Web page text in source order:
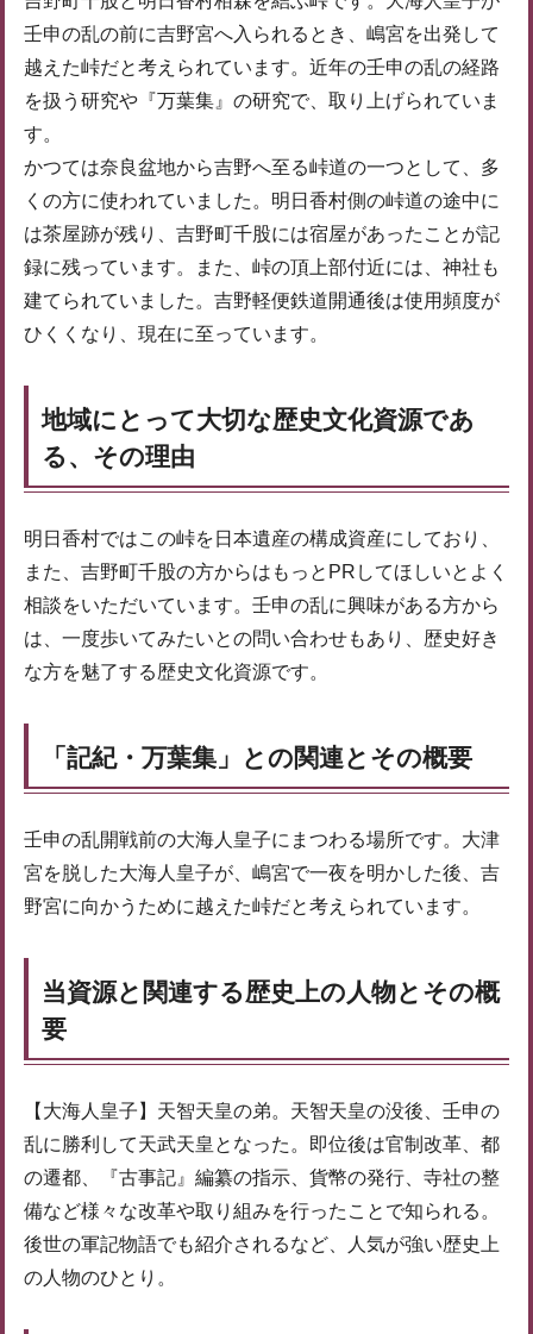
壬申の乱の前に吉野宮へ入られるとき、嶋宮を出発して
越えた峠だと考えられています。近年の壬申の乱の経路
を扱う研究や『万葉集』の研究で、取り上げられていま
す。
かつては奈良盆地から吉野へ至る峠道の一つとして、多
くの方に使われていました。明日香村側の峠道の途中に
は茶屋跡が残り、吉野町千股には宿屋があったことが記
録に残っています。また、峠の頂上部付近には、神社も
建てられていました。吉野軽便鉄道開通後は使用頻度が
ひくくなり、現在に至っています。
地域にとって大切な歴史文化資源であ
る、その理由
明日香村ではこの峠を日本遺産の構成資産にしており、
また、吉野町千股の方からはもっとPRしてほしいとよく
相談をいただいています。壬申の乱に興味がある方から
は、一度歩いてみたいとの問い合わせもあり、歴史好き
な方を魅了する歴史文化資源です。
「記紀・万葉集」との関連とその概要
壬申の乱開戦前の大海人皇子にまつわる場所です。大津
宮を脱した大海人皇子が、嶋宮で一夜を明かした後、吉
野宮に向かうために越えた峠だと考えられています。
当資源と関連する歴史上の人物とその概
要
【大海人皇子】天智天皇の弟。天智天皇の没後、壬申の
乱に勝利して天武天皇となった。即位後は官制改革、都
の遷都、『古事記』編纂の指示、貨幣の発行、寺社の整
備など様々な改革や取り組みを行ったことで知られる。
後世の軍記物語でも紹介されるなど、人気が強い歴史上
の人物のひとり。